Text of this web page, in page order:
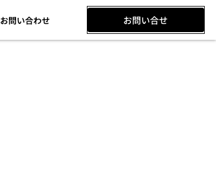
お問い合わせ お問い合せ